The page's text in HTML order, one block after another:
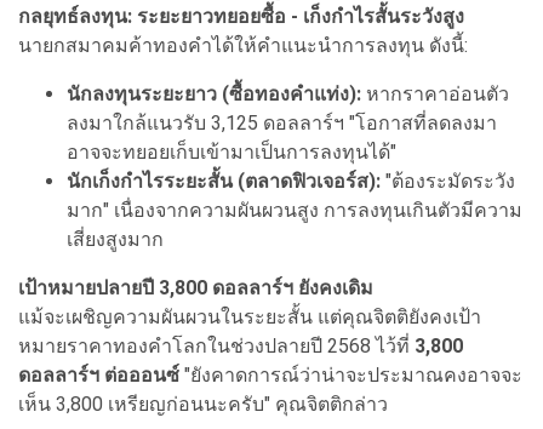
กลยุทธ์ลงทุน: ระยะยาวทยอยซื้อ - เก็งกำไรสั้นระวังสูง
นายกสมาคมค้าทองคำได้ให้คำแนะนำการลงทุน ดังนี้:
นักลงทุนระยะยาว (ซื้อทองคำแท่ง): หากราคาอ่อนตัว
ลงมาใกล้แนวรับ 3,125 ดอลลาร์ฯ "โอกาสที่ลดลงมา
อาจจะทยอยเก็บเข้ามาเป็นการลงทุนได้"
นักเก็งกำไรระยะสั้น (ตลาดฟิวเจอร์ส): "ต้องระมัดระวัง
มาก" เนื่องจากความผันผวนสูง การลงทุนเกินตัวมีความ
เสี่ยงสูงมาก
เป้าหมายปลายปี 3,800 ดอลลาร์ฯ ยังคงเดิม
แม้จะเผชิญความผันผวนในระยะสั้น แต่คุณจิตติยังคงเป้า
หมายราคาทองคำโลกในช่วงปลายปี 2568 ไว้ที่ 3,800
ดอลลาร์ฯ ต่อออนซ์ "ยังคาดการณ์ว่าน่าจะประมาณคงอาจจะ
เห็น 3,800 เหรียญก่อนนะครับ" คุณจิตติกล่าว